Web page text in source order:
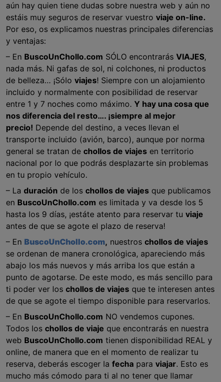
aún hay quien tiene dudas sobre nuestra web y aún no
estáis muy seguros de reservar vuestro viaje on-line.
Por eso, os explicamos nuestras principales diferencias
y ventajas:
– En BuscoUnChollo.com SÓLO encontrarás VIAJES,
nada más. Ni gafas de sol, ni colchones, ni productos
de belleza… ¡Sólo viajes! Siempre con un alojamiento
incluido y normalmente con posibilidad de reservar
entre 1 y 7 noches como máximo. Y hay una cosa que
nos diferencia del resto…. ¡siempre al mejor
precio! Depende del destino, a veces llevan el
transporte incluido (avión, barco), aunque por norma
general se tratan de chollos de viajes en territorio
nacional por lo que podrás desplazarte sin problemas
en tu propio vehículo.
– La duración de los chollos de viajes que publicamos
en BuscoUnChollo.com es limitada y va desde los 5
hasta los 9 días, ¡estáte atento para reservar tu viaje
antes de que se agote el plazo de reserva!
– En BuscoUnChollo.com, nuestros chollos de viajes
se ordenan de manera cronológica, apareciendo más
abajo los más nuevos y más arriba los que están a
punto de agotarse. De este modo, es más sencillo para
ti poder ver los chollos de viajes que te interesen antes
de que se agote el tiempo disponible para reservarlos.
– En BuscoUnChollo.com NO vendemos cupones.
Todos los chollos de viaje que encontrarás en nuestra
web BuscoUnChollo.com tienen disponibilidad REAL y
online, de manera que en el momento de realizar tu
reserva, deberás escoger la fecha para viajar. Esto es
mucho más cómodo para ti al no tener que llamar